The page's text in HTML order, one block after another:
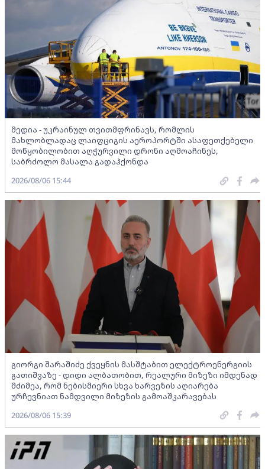
მედია - უკრაინულ თვითმფრინავს, რომლის
მახლობლადაც ლაიფციგის აეროპორტში ასაფეთქებელი
მოწყობილობით აღჭურვილი დრონი აღმოაჩინეს,
საბრძოლო მასალა გადაჰქონდა
2026/08/06 15:44
გიორგი შარაშიძე ქვეყნის მასშტაბით ელექტროენერგიის
გათიშვაზე - დიდი ალბათობით, რეალური მიზეზი იმდენად
მძიმეა, რომ ნებისმიერი სხვა ხარვეზის აღიარება
ურჩევნიათ ნამდვილი მიზეზის გამოაშკარავებას
2026/08/06 15:39